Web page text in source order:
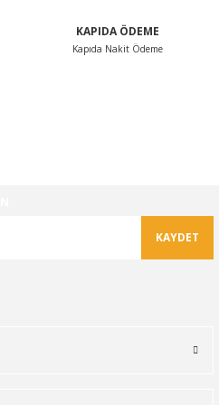
KAPIDA ÖDEME
Kapıda Nakit Ödeme
KAYDET